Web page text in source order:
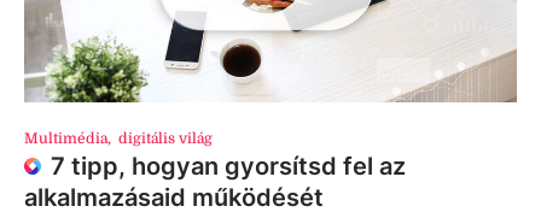
Multimédia, digitális világ
7 tipp, hogyan gyorsítsd fel az
alkalmazásaid működését